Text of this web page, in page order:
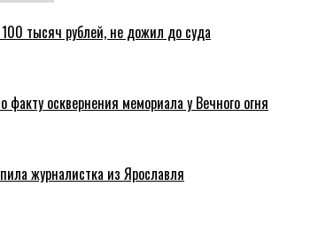
тысяч рублей, не дожил до суда
факту осквернения мемориала у Вечного огня
журналистка из Ярославля